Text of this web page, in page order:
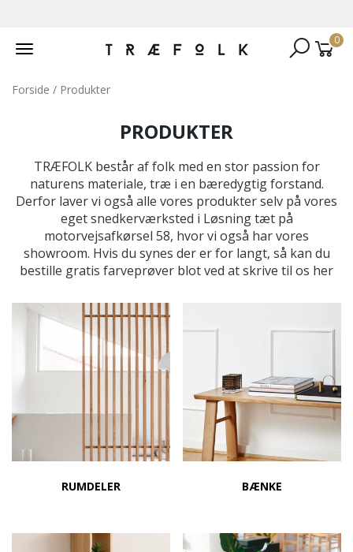
Toggle
0
Forside / Produkter
PRODUKTER
TRÆFOLK består af folk med en stor passion for
naturens materiale, træ i en bæredygtig forstand.
Derfor laver vi også alle vores produkter selv på vores
eget snedkerværksted i Løsning tæt på
motorvejsafkørsel 58, hvor vi også har vores
showroom. Hvis du synes der er for langt, så kan du
bestille gratis farveprøver blot ved at skrive til os her
RUMDELER BÆNKE